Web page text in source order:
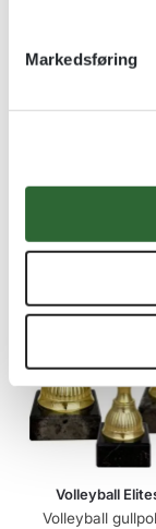
Markedsføring
tinnmotiv
Volleyball
Volleyball